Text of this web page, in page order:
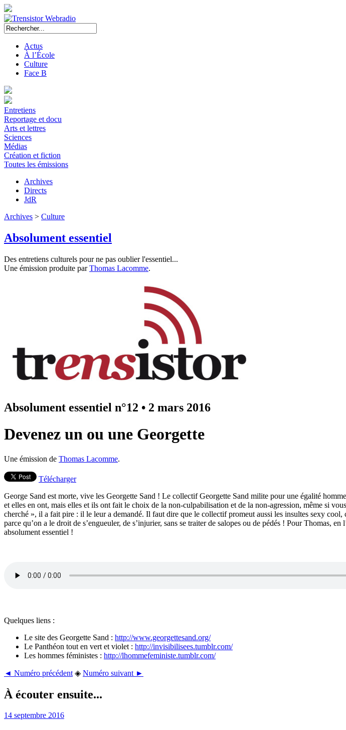
Actus
À l’École
Culture
Face B
Entretiens
Reportage et docu
Arts et lettres
Sciences
Médias
Création et fiction
Toutes les émissions
Archives
Directs
JdR
Archives > Culture
Absolument essentiel
Des entretiens culturels pour ne pas oublier l'essentiel...
Une émission produite parThomas Lacomme.
Absolument essentiel n°12 • 2 mars 2016
Devenez un ou une Georgette
Une émission de Thomas Lacomme.
Télécharger
George Sand est morte, vive les Georgette Sand ! Le collectif Georgette Sand milite pour une égalité
et elles en ont, mais elles et ils ont fait le choix de la non-culpabilisation et de la non-agression, même si
cherché », il a fait pire : il le leur a demandé. Il faut dire que le collectif promeut aussi les insultes sexy cool,
parce qu’on a le droit de s’engueuler, de s’injurier, sans se traiter de salopes ou de pédés ! Pour Thomas,
absolument essentiel !
Quelques liens :
Le site des Georgette Sand : http://www.georgettesand.org/
Le Panthéon tout en vert et violet : http://invisibilisees.tumblr.com/
Les hommes féministes : http://lhommefeministe.tumblr.com/
◄ Numéro précédent ◈ Numéro suivant ►
À écouter ensuite...
14 septembre 2016